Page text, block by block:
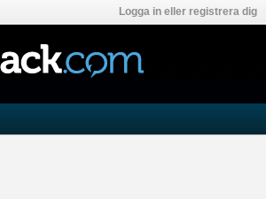
Logga in eller registrera dig